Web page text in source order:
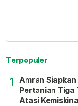
Terpopuler
1
Amran
Pertanian Tiga
Atasi